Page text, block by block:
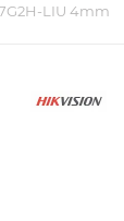
LIU 4mm